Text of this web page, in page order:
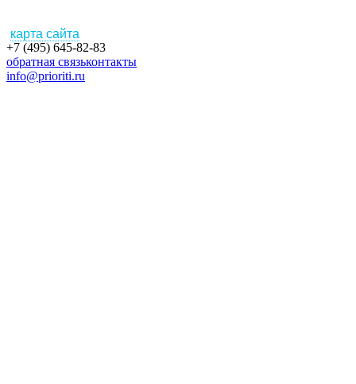
карта сайта
+7 (495) 645-82-83
обратная связьконтакты
info@prioriti.ru